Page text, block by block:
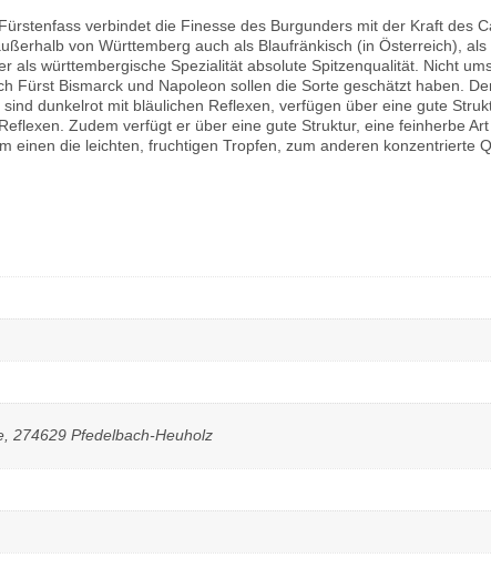
verbindet die Finesse des Burgunders mit der Kraft des
von Württemberg auch als Blaufränkisch (in Österreich),
als württembergische Spezialität absolute Spitzenqualität. Nicht
Fürst Bismarck und Napoleon sollen die Sorte geschätzt haben.
dunkelrot mit bläulichen Reflexen, verfügen über eine gute
Zudem verfügt er über eine gute Struktur, eine feinherbe
einen die leichten, fruchtigen Tropfen, zum anderen konzentrierte
274629 Pfedelbach-Heuholz